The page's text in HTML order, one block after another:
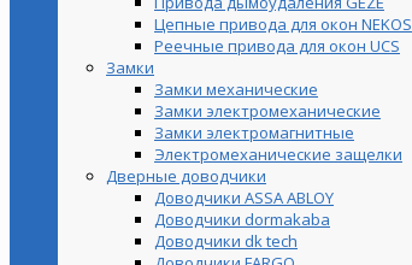
Цепные привода для окон NEKOS
Реечные привода для окон UСS
Замки
Замки механические
Замки электромеханические
Замки электромагнитные
Электромеханические защелки
Дверные доводчики
Доводчики ASSA ABLOY
Доводчики dormakaba
Доводчики dk tech